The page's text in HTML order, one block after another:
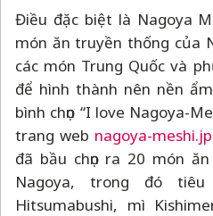
Điều đặc biệt là Nagoya
món ăn truyền thống của
các món Trung Quốc và
để hình thành nên nền
bình chọn “I love Nagoya-
trang web nagoya-meshi.jp
đã bầu chọn ra 20 món
Nagoya, trong đó
Hitsumabushi, mì